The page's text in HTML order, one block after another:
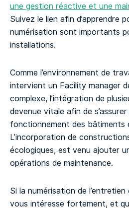
une gestion réactive et une
Suivez le lien afin d’apprendre
numérisation sont importants
installations.
Comme l’environnement de
intervient un Facility manager
complexe, l’intégration de
devenue vitale afin de
fonctionnement des bâtiments
L’incorporation de
écologiques, est venu ajouter
opérations de maintenance.
Si la numérisation de
vous intéresse fortement, et